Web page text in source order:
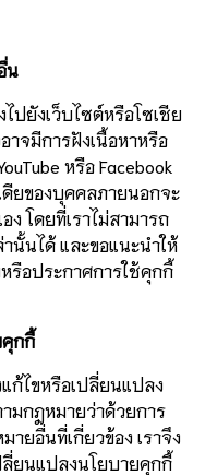
น
ไปยังเว็บไซต์หรือโซเชีย
าจมีการฝังเนื้อหาหรือ
หรือ Facebook
ดียของบุคคลภายนอกจะ
โดยที่เราไม่สามารถ
นั้นได้ และขอแนะนำให้
รือประกาศการใช้คุกกี้
คุกกี้
ก้ไขหรือเปลี่ยนแปลง
ามกฎหมายว่าด้วยการ
ยอื่นที่เกี่ยวข้อง เราจึง
ลี่ยนแปลงนโยบายคุกกี้